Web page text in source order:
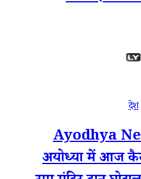
देश
Ayodhya
अयोध्या में आज